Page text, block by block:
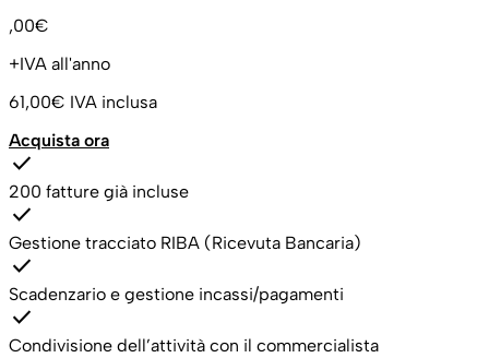
,00€
+IVA all'anno
61,00€ IVA inclusa
Acquista ora
check
200 fatture già incluse
check
Gestione tracciato RIBA (Ricevuta Bancaria)
check
Scadenzario e gestione incassi/pagamenti
check
Condivisione dell’attività con il commercialista